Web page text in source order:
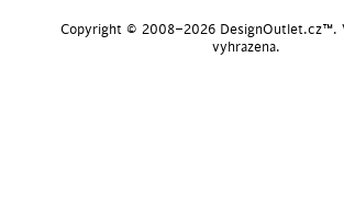
Copyright © 2008–2026 DesignOutlet.cz™.
vyhrazena.